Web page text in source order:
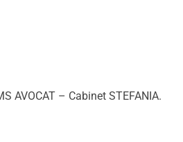
AVOCAT – Cabinet STEFANIA.